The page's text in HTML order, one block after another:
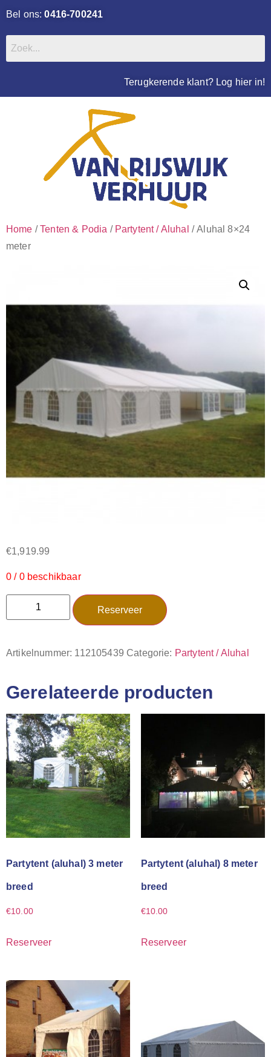
Bel ons:0416-700241
Terugkerende klant? Log hier in!
Home /Tenten & Podia / Partytent / Aluhal / Aluhal 8×24
meter
€1,919.99
0 / 0 beschikbaar
Reserveer
Artikelnummer: 112105439 Categorie: Partytent / Aluhal
Gerelateerde producten
Partytent (aluhal) 3 meter
breed
€10.00
Reserveer
Partytent (aluhal) 8 meter
breed
€10.00
Reserveer